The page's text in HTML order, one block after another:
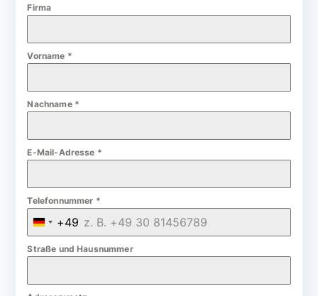
Firma
Vorname *
Nachname *
E-Mail-Adresse *
Telefonnummer *
G
e
m
+49
Straße und Hausnummer